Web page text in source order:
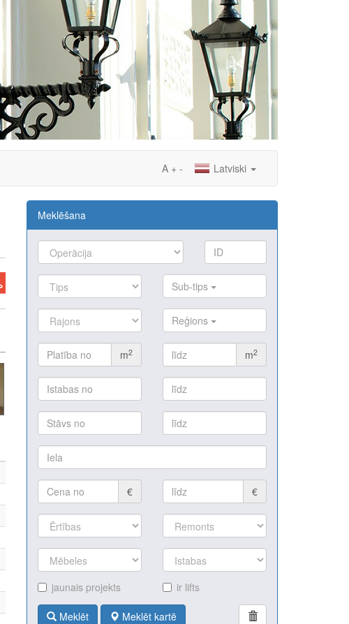
Latviski
A + -
Meklēšana
Sub-tips
Reģions
m2 m2
€ €
jaunais projekts ir lifts
Meklēt Meklēt kartē